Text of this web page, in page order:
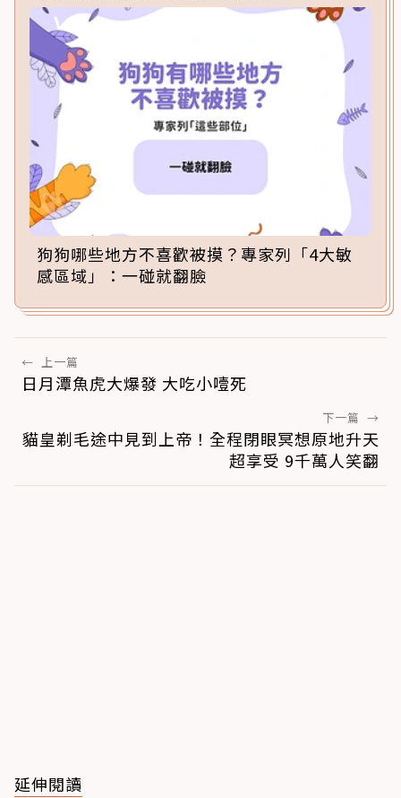
狗狗哪些地方不喜歡被摸？專家列「4大敏
感區域」：一碰就翻臉
← 上一篇
日月潭魚虎大爆發 大吃小噎死
下一篇 →
貓皇剃毛途中見到上帝！全程閉眼冥想原地升天
超享受 9千萬人笑翻
延伸閱讀